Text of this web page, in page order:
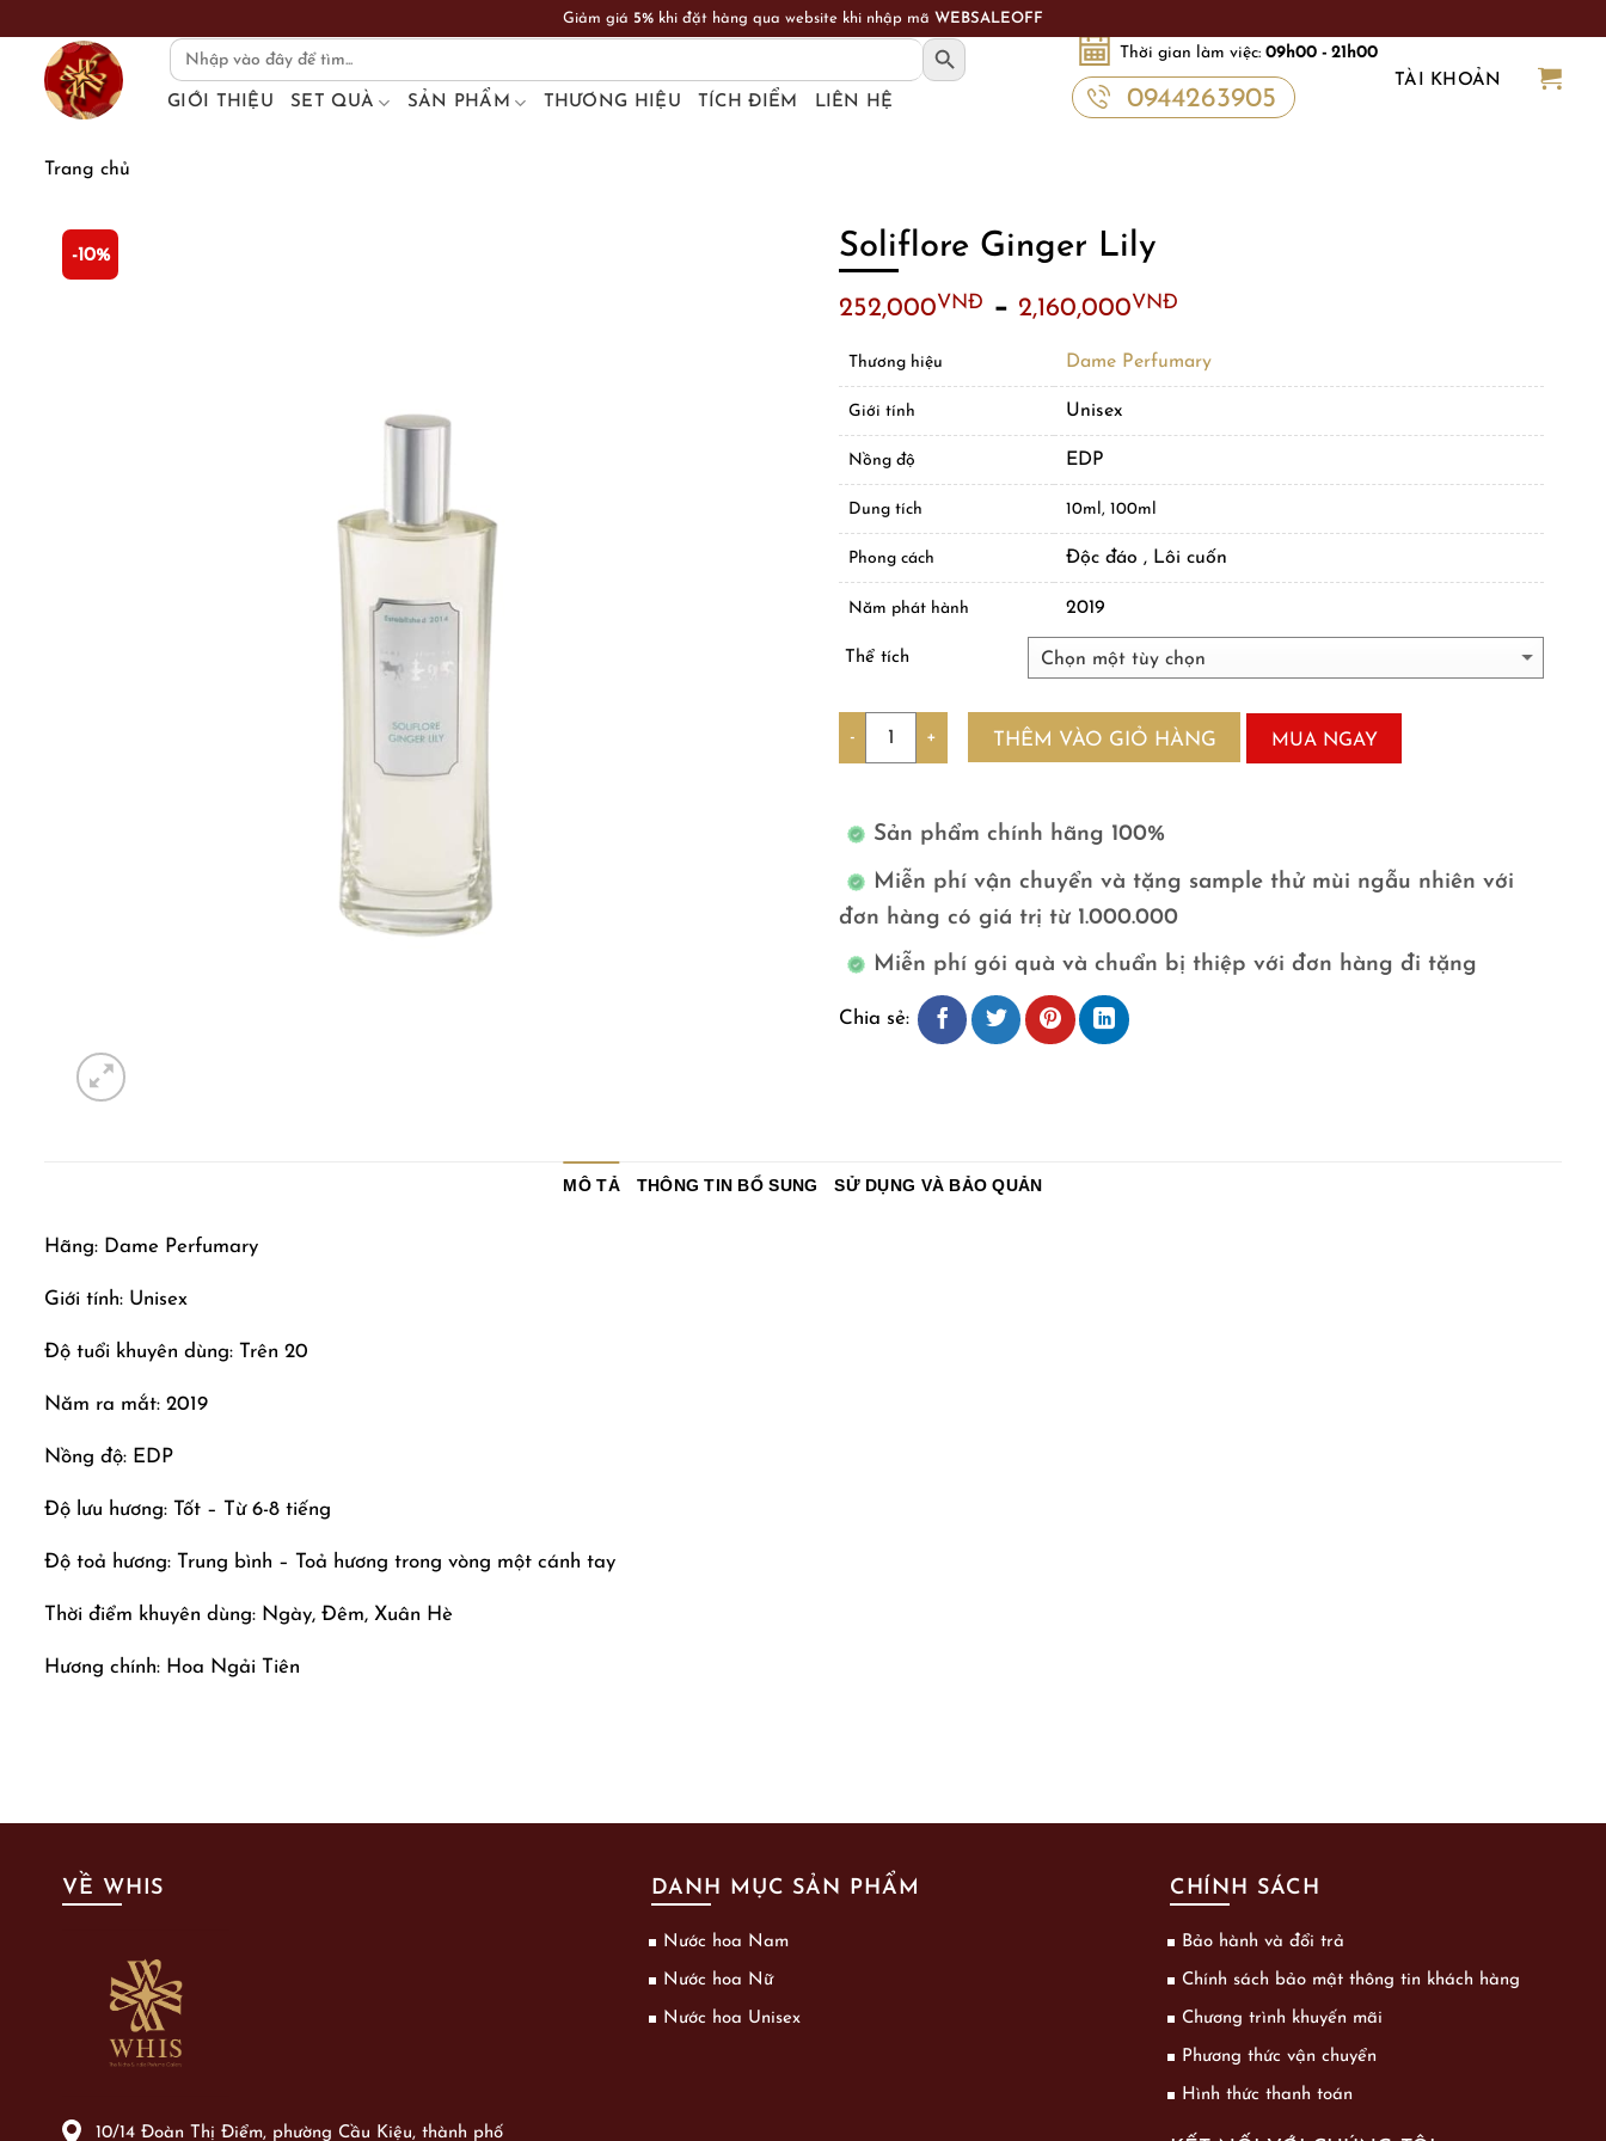
content
FREESHIP toàn quốc cho đơn hàng từ 1.000.000 VNĐ
Search
SEARCH BUTTON
GIỚI THIỆU SET QUÀ SẢN PHẨM THƯƠNG HIỆU TÍCH ĐIỂM LIÊN HỆ
Thời gian làm việc: 09h00 - 21h00
0944263905
TÀI KHOẢN
Trang chủ
-10% Soliflore Ginger Lily
252,000VNĐ – 2,160,000VNĐ
Thương hiệu Dame Perfumary
Giới tính Unisex
Nồng độ EDP
Dung tích 10ml, 100ml
Phong cách Độc đáo , Lôi cuốn
Năm phát hành 2019
Thể tích
Số lượng
THÊM VÀO GIỎ HÀNG MUA NGAY
Sản phẩm chính hãng 100%
Miễn phí vận chuyển và tặng sample thử mùi ngẫu nhiên với
đơn hàng có giá trị từ 1.000.000
Miễn phí gói quà và chuẩn bị thiệp với đơn hàng đi tặng
Chia sẻ:
MÔ TẢ THÔNG TIN BỔ SUNG SỬ DỤNG VÀ BẢO QUẢN
Hãng: Dame Perfumary
Giới tính: Unisex
Độ tuổi khuyên dùng: Trên 20
Năm ra mắt: 2019
Nồng độ: EDP
Độ lưu hương: Tốt – Từ 6-8 tiếng
Độ toả hương: Trung bình – Toả hương trong vòng một cánh tay
Thời điểm khuyên dùng: Ngày, Đêm, Xuân Hè
Hương chính: Hoa Ngải Tiên
VỀ WHIS
10/14 Đoàn Thị Điểm, phường Cầu Kiệu, thành phố
DANH MỤC SẢN PHẨM
Nước hoa Nam
Nước hoa Nữ
Nước hoa Unisex
CHÍNH SÁCH
Bảo hành và đổi trả
Chính sách bảo mật thông tin khách hàng
Chương trình khuyến mãi
Phương thức vận chuyển
Hình thức thanh toán